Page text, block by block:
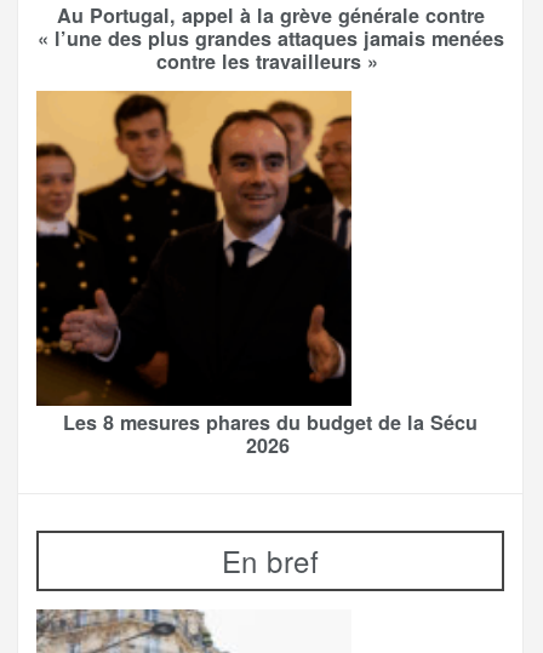
Au Portugal, appel à la grève générale contre
« l’une des plus grandes attaques jamais menées
contre les travailleurs »
Les 8 mesures phares du budget de la Sécu
2026
En bref